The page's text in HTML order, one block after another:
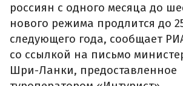
россиян с одного месяца до
нового режима продлится до
следующего года, сообщает
со ссылкой на письмо
Шри-Ланки, предоставленное